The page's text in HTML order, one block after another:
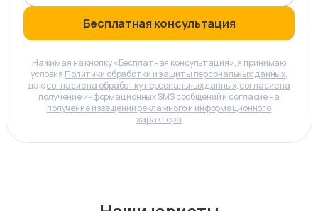
Бесплатная консультация
Нажимая на кнопку «Бесплатная консультация», я принимаю
условия Политики обработки и защиты персональных данных,
даюсогласие на обработку персональных данных,согласие на
получение информационных SMS сообщенийи согласие на
получение извещений рекламного и информационного
характера